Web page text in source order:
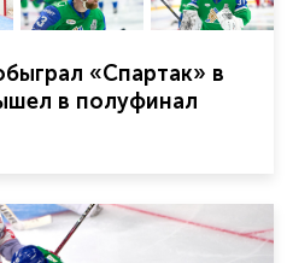
«Спартак» в
в полуфинал